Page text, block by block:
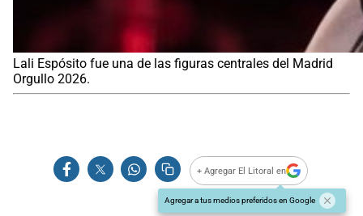
Lali Espósito fue una de las figuras centrales del Madrid
Orgullo 2026.
+ Agregar El Litoral en
Agregar a tus medios preferidos en Google